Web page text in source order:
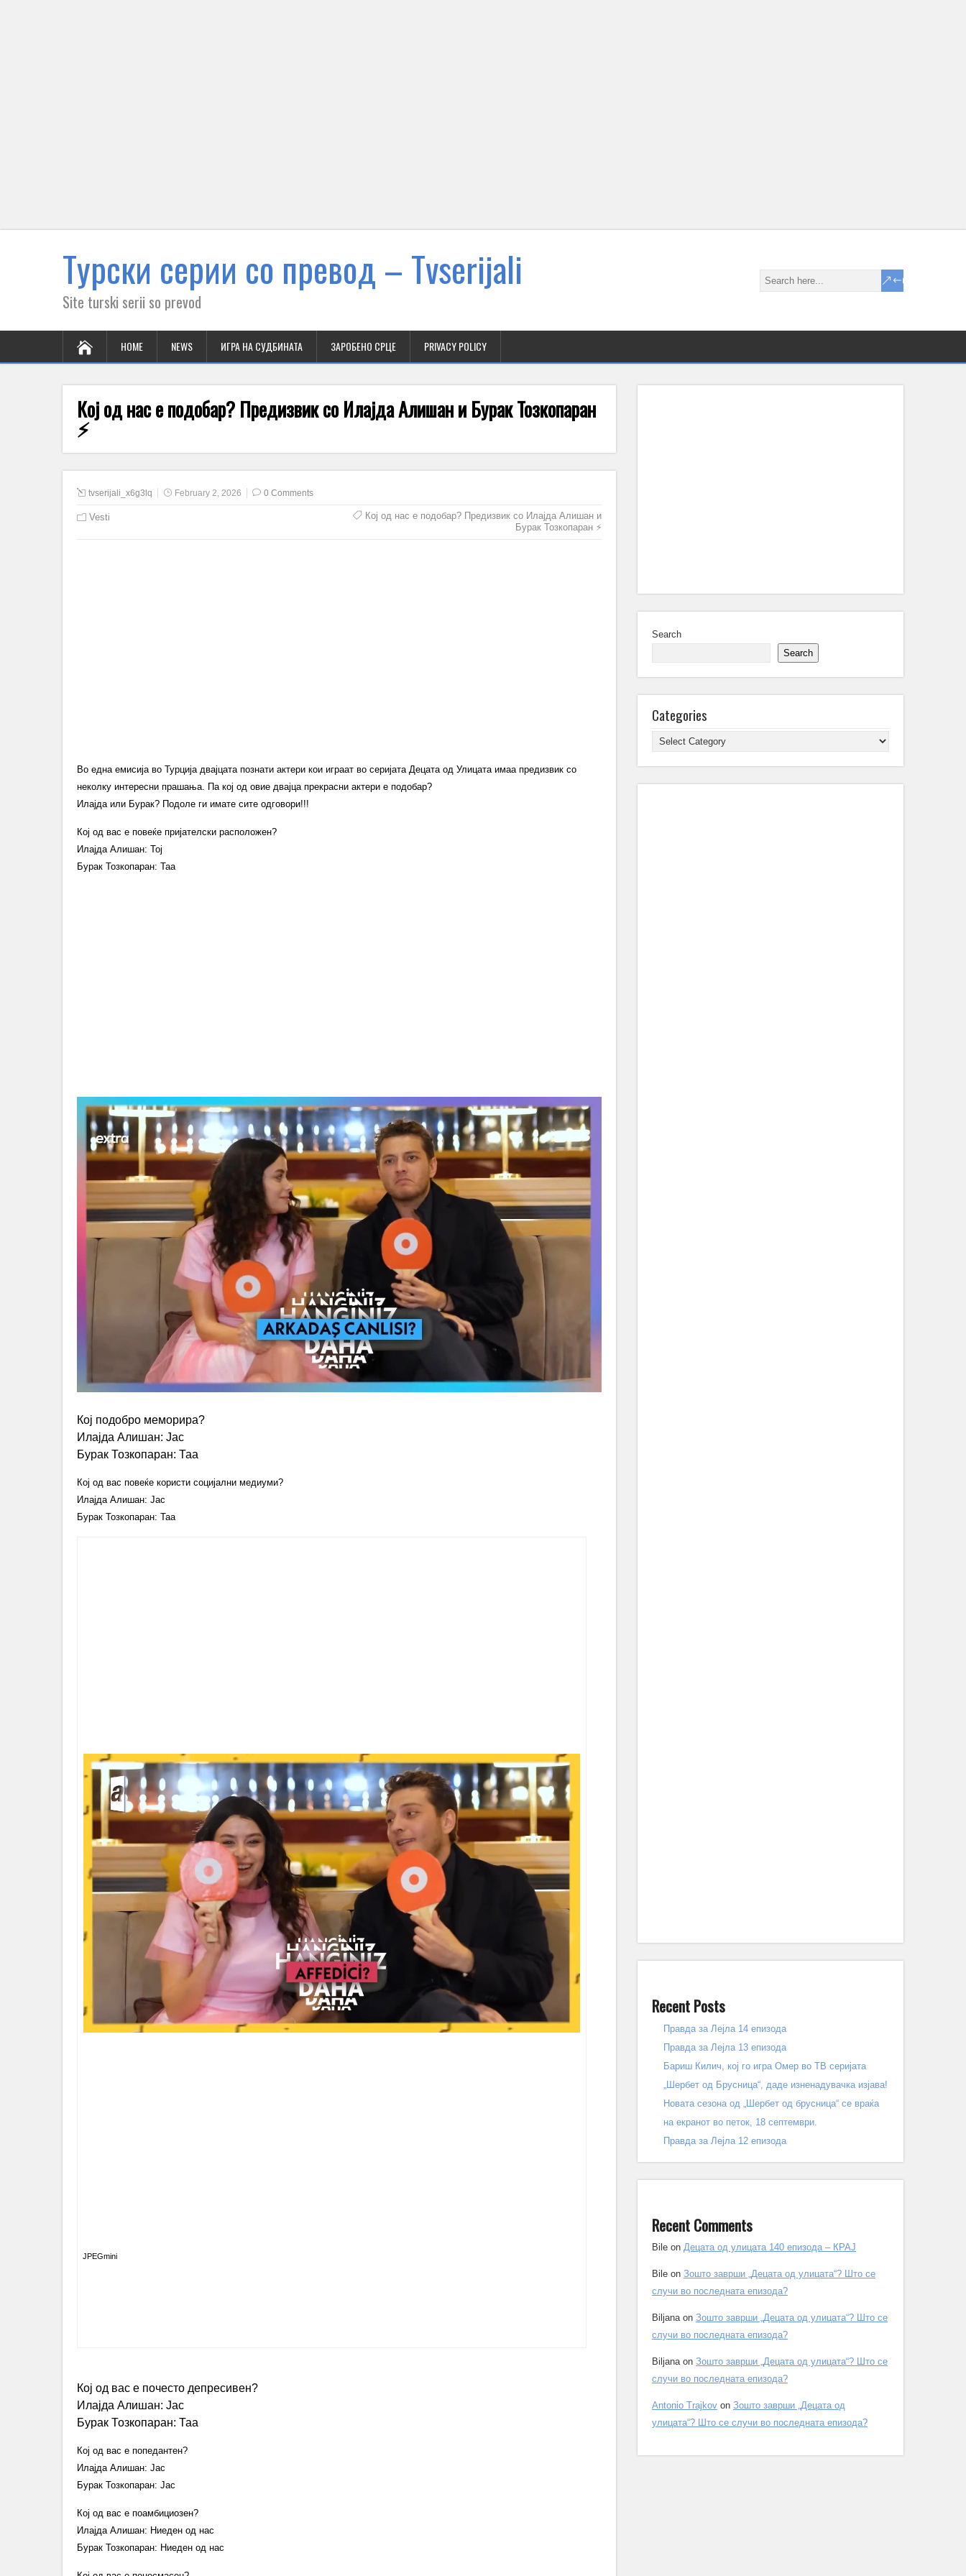
Tурски серии со превод – Тvserijali
Site turski serii so prevod
HOME NEWS ИГРА НА СУДБИНАТА ЗАРОБЕНО СРЦЕ PRIVACY POLICY
Кој од нас е подобар? Предизвик со Илајда Алишан и Бурак Тозкопаран
⚡
tvserijali_x6g3lq February 2, 2026 0 Comments
Vesti
Кој од нас е подобар? Предизвик со Илајда Алишан и
Бурак Тозкопаран ⚡
Во една емисија во Турција двајцата познати актери кои играат во серијата Децата од Улицата имаа предизвик со
неколку интересни прашања. Па кој од овие двајца прекрасни актери е подобар?
Илајда или Бурак? Подоле ги имате сите одговори!!!
Кој од вас е повеќе пријателски расположен?
Илајда Алишан: Тој
Бурак Тозкопаран: Таа
Кој подобро меморира?
Илајда Алишан: Јас
Бурак Тозкопаран: Таа
Кој од вас повеќе користи социјални медиуми?
Илајда Алишан: Јас
Бурак Тозкопаран: Таа
JPEGmini
Кој од вас е почесто депресивен?
Илајда Алишан: Јас
Бурак Тозкопаран: Таа
Кој од вас е попедантен?
Илајда Алишан: Јас
Бурак Тозкопаран: Јас
Кој од вас е поамбициозен?
Илајда Алишан: Ниеден од нас
Бурак Тозкопаран: Ниеден од нас
Search
Search
Categories
Categories
Recent Posts
Правда за Лејла 14 епизода
Правда за Лејла 13 епизода
Бариш Килич, кој го игра Омер во ТВ серијата
„Шербет од Брусница“, даде изненадувачка изјава!
Новата сезона од „Шербет од брусница“ се враќа
на екранот во петок, 18 септември.
Правда за Лејла 12 епизода
Recent Comments
Bile on Децата од улицата 140 епизода – КРАЈ
Bile on Зошто заврши „Децата од улицата“? Што се
случи во последната епизода?
Biljanaon Зошто заврши „Децата од улицата“? Што се
случи во последната епизода?
Biljanaon Зошто заврши „Децата од улицата“? Што се
случи во последната епизода?
Antonio Trajkov on Зошто заврши „Децата од
улицата“? Што се случи во последната епизода?